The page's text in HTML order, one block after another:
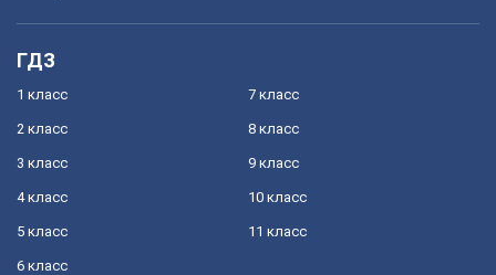
ГДЗ
1 класс
2 класс
3 класс
4 класс
5 класс
6 класс
7 класс
8 класс
9 класс
10 класс
11 класс